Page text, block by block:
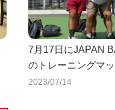
7月17日にJAPAN
のトレーニングマ
福岡の強豪校との試
2023/07/14